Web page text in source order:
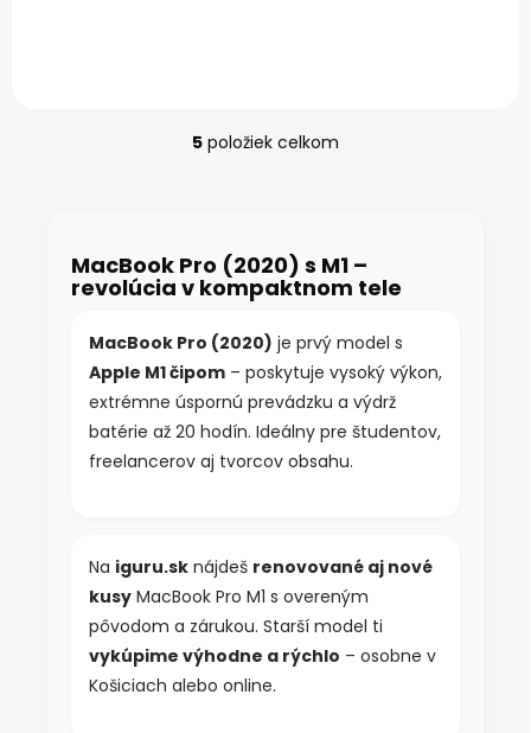
O
a
c
e
p
r
v
k
y
v
s
u
5 položiek celkom
MacBook Pro (2020) s M1 –
revolúcia v kompaktnom tele
MacBook Pro (2020) je prvý model s
Apple M1 čipom – poskytuje vysoký výkon,
extrémne úspornú prevádzku a výdrž
batérie až 20 hodín. Ideálny pre študentov,
freelancerov aj tvorcov obsahu.
Na iguru.sk nájdeš renovované aj nové
kusy MacBook Pro M1 s overeným
pôvodom a zárukou. Starší model ti
vykúpime výhodne a rýchlo – osobne v
Košiciach alebo online.